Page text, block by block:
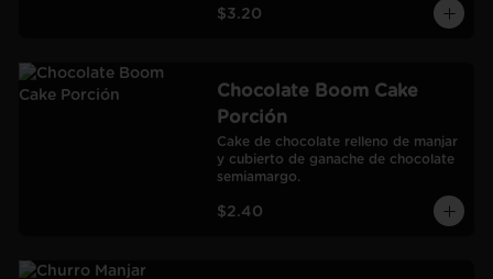
$3.20
Chocolate Boom Cake
Porción
Cake de chocolate relleno de manjar
y cubierto de ganache de chocolate
semiamargo.
$2.40